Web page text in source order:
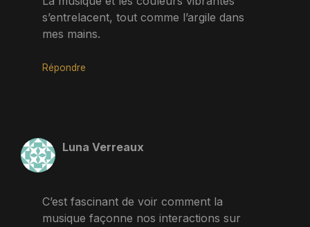
s’entrelacent, tout comme l’argile dans
mes mains.
Répondre
Luna Verreaux
C’est fascinant de voir comment la
musique façonne nos interactions sur